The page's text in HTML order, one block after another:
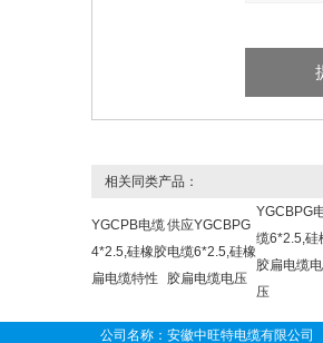
相关同类产品：
YGCPB电缆
4*2.5,硅橡胶
扁电缆特性
供应YGCBPG
电缆6*2.5,硅橡
胶扁电缆电压
YGCBPG
缆6*2.5,硅
胶扁电缆电
压
公司名称：安徽中旺特电缆有限公